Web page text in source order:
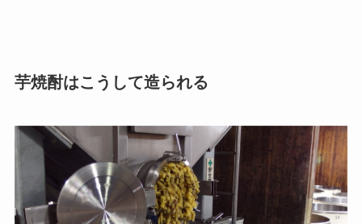
芋焼酎はこうして造られる